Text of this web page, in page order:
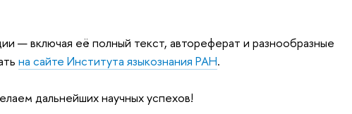
— включая её полный текст, автореферат и разнообразные
на сайте Института языкознания РАН.
дальнейших научных успехов!